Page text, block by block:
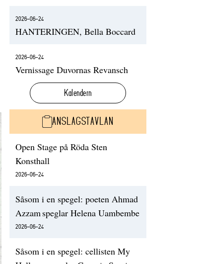
2026-06-24
HANTERINGEN, Bella Boccard
2026-06-24
Vernissage Duvornas Revansch
Kalendern
ANSLAGSTAVLAN
Open Stage på Röda Sten
Konsthall
2026-06-24
Såsom i en spegel: poeten Ahmad
Azzam speglar Helena Uambembe
2026-06-24
Såsom i en spegel: cellisten My